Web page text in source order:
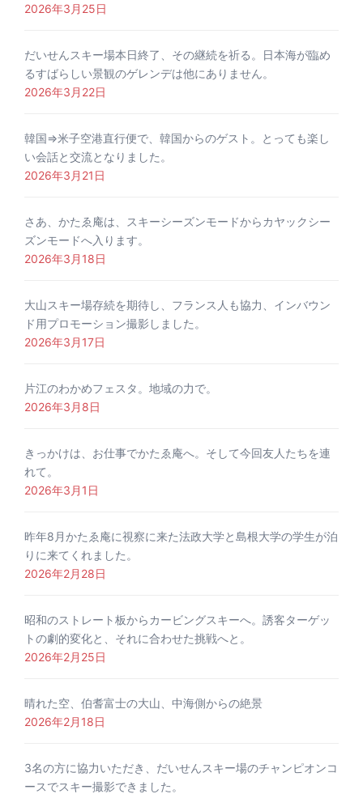
2026年3月25日
だいせんスキー場本日終了、その継続を祈る。日本海が臨め
るすばらしい景観のゲレンデは他にありません。
2026年3月22日
韓国⇒米子空港直行便で、韓国からのゲスト。とっても楽し
い会話と交流となりました。
2026年3月21日
さあ、かたゑ庵は、スキーシーズンモードからカヤックシー
ズンモードへ入ります。
2026年3月18日
大山スキー場存続を期待し、フランス人も協力、インバウン
ド用プロモーション撮影しました。
2026年3月17日
片江のわかめフェスタ。地域の力で。
2026年3月8日
きっかけは、お仕事でかたゑ庵へ。そして今回友人たちを連
れて。
2026年3月1日
昨年8月かたゑ庵に視察に来た法政大学と島根大学の学生が泊
りに来てくれました。
2026年2月28日
昭和のストレート板からカービングスキーへ。誘客ターゲッ
トの劇的変化と、それに合わせた挑戦へと。
2026年2月25日
晴れた空、伯耆富士の大山、中海側からの絶景
2026年2月18日
3名の方に協力いただき、だいせんスキー場のチャンピオンコ
ースでスキー撮影できました。